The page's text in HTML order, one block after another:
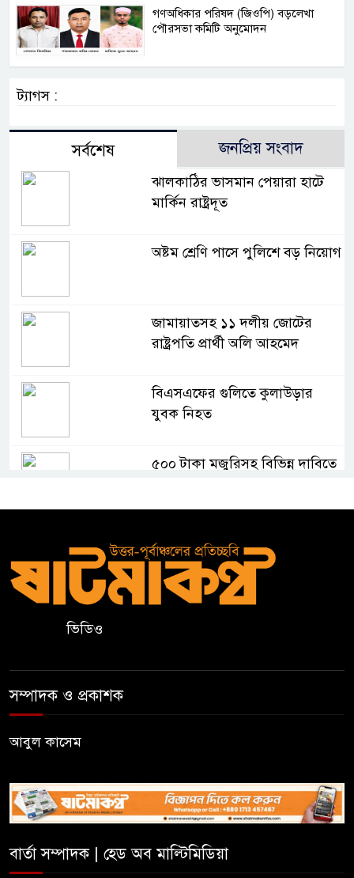
গণঅধিকার পরিষদ (জিওপি) বড়লেখা
পৌরসভা কমিটি অনুমোদন
ট্যাগস :
সর্বশেষ জনপ্রিয় সংবাদ
ঝালকাঠির ভাসমান পেয়ারা হাটে
মার্কিন রাষ্ট্রদূত
অষ্টম শ্রেণি পাসে পুলিশে বড় নিয়োগ
জামায়াতসহ ১১ দলীয় জোটের
রাষ্ট্রপতি প্রার্থী অলি আহমেদ
বিএসএফের গুলিতে কুলাউড়ার
যুবক নিহত
৫০০ টাকা মজুরিসহ বিভিন্ন দাবিতে
দাবিতে চা শ্রমিকদের গণবিক্ষোভ
কাজাখস্তানে আন্তর্জাতিক এআই
জুড়ীতে মাচায় তরমুজ চাষে দুই
তরুণ সমাজের আর্থিক সহায়তা
মাদ্রাসা শিক্ষা বোর্ডের নতুন লোগো
ব্যবহারের নির্দেশনা
ভিডিও
সম্পাদক ও প্রকাশক
আবুল কাসেম
বার্তা সম্পাদক | হেড অব মাল্টিমিডিয়া